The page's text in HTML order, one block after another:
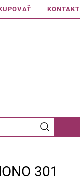
KONTAKT
301